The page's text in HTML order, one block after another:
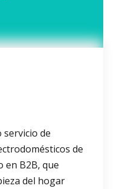
servicio de
de
en B2B, que
del hogar